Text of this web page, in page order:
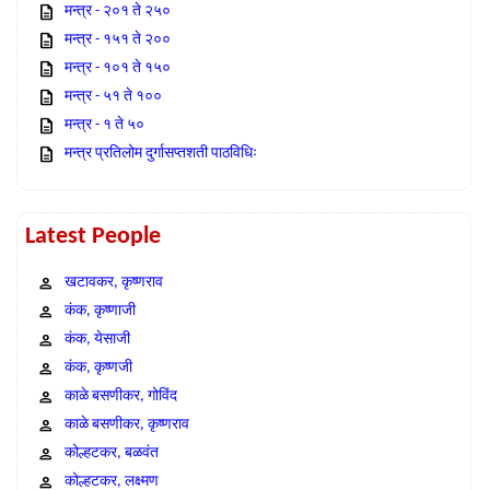
मन्त्र - २०१ ते २५०
मन्त्र - १५१ ते २००
मन्त्र - १०१ ते १५०
मन्त्र - ५१ ते १००
मन्त्र - १ ते ५०
मन्त्र प्रतिलोम दुर्गासप्तशती पाठविधिः
Latest People
खटावकर, कृष्णराव
कंक, कृष्णाजी
कंक, येसाजी
कंक, कृष्णजी
काळे बसणीकर, गोविंद
काळे बसणीकर, कृष्णराव
कोल्हटकर, बळवंत
कोल्हटकर, लक्ष्मण